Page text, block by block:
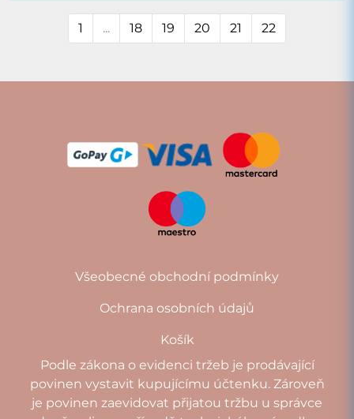
1 ... 18 19 20 21 22
Všeobecné obchodní podmínky
Ochrana osobních údajů
Košík
Podle zákona o evidenci tržeb je prodávající
povinen vystavit kupujícímu účtenku. Zároveň
je povinen zaevidovat přijatou tržbu u správce